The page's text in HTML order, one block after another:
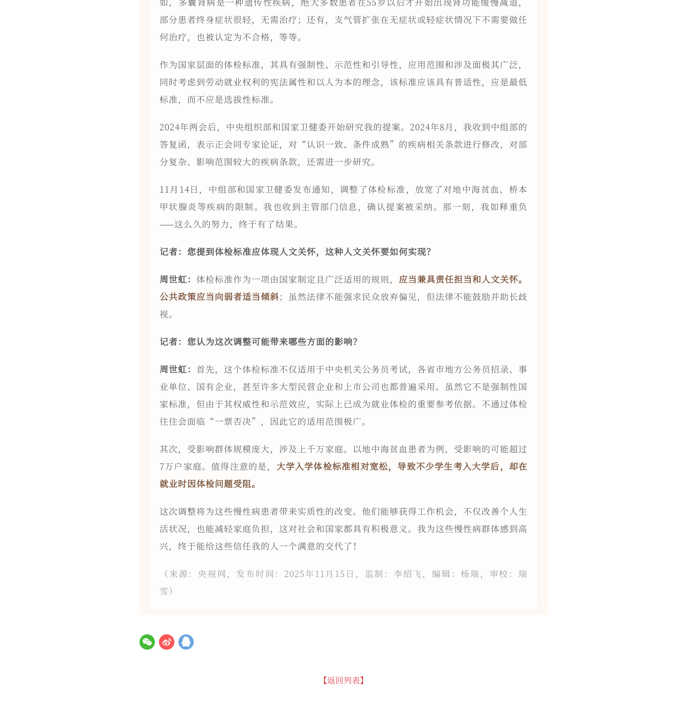
部分患者终身症状很轻，无需治疗；还有，支气管扩张在无症状或轻症状情况下不需要做任
何治疗，也被认定为不合格，等等。
作为国家层面的体检标准，其具有强制性、示范性和引导性，应用范围和涉及面极其广泛，
同时考虑到劳动就业权利的宪法属性和以人为本的理念，该标准应该具有普适性，应是最低
标准，而不应是选拔性标准。
2024年两会后，中央组织部和国家卫健委开始研究我的提案。2024年8月，我收到中组部的
答复函，表示正会同专家论证，对“认识一致、条件成熟”的疾病相关条款进行修改，对部
分复杂、影响范围较大的疾病条款，还需进一步研究。
11月14日，中组部和国家卫健委发布通知，调整了体检标准，放宽了对地中海贫血、桥本
甲状腺炎等疾病的限制。我也收到主管部门信息，确认提案被采纳。那一刻，我如释重负
——这么久的努力，终于有了结果。
记者：您提到体检标准应体现人文关怀，这种人文关怀要如何实现？
周世虹： 体检标准作为一项由国家制定且广泛适用的规则， 应当兼具责任担当和人文关怀。
公共政策应当向弱者适当倾斜；虽然法律不能强求民众放弃偏见，但法律不能鼓励并助长歧
视。
记者：您认为这次调整可能带来哪些方面的影响？
周世虹： 首先，这个体检标准不仅适用于中央机关公务员考试，各省市地方公务员招录、事
业单位、国有企业，甚至许多大型民营企业和上市公司也都普遍采用。虽然它不是强制性国
家标准，但由于其权威性和示范效应，实际上已成为就业体检的重要参考依据。不通过体检
往往会面临“一票否决”，因此它的适用范围极广。
其次，受影响群体规模庞大，涉及上千万家庭。以地中海贫血患者为例，受影响的可能超过
7万户家庭。值得注意的是， 大学入学体检标准相对宽松，导致不少学生考入大学后，却在
就业时因体检问题受阻。
这次调整将为这些慢性病患者带来实质性的改变。他们能够获得工作机会，不仅改善个人生
活状况，也能减轻家庭负担，这对社会和国家都具有积极意义。我为这些慢性病群体感到高
兴，终于能给这些信任我的人一个满意的交代了！
（来源：央视网，发布时间：2025年11月15日，监制：李绍飞，编辑：杨瑞，审校：瑞
雪）
【返回列表】